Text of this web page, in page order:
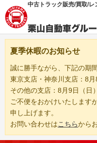
中古トラック販売/買取/レ
夏季休暇のお知らせ
誠に勝手ながら、下記の期
東京支店・神奈川支店：8月
その他の支店：8月9日（日
ご不便をおかけいたします
申し上げます。
お問い合わせはこちらから